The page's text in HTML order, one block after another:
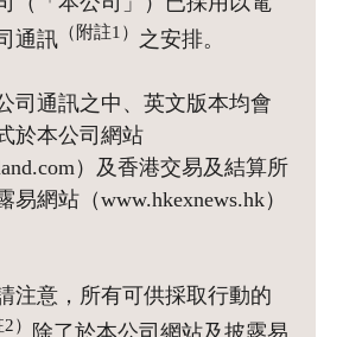
通訊 （附註1） 之安排。
司通訊之中、英文版本均會
於本公司網站
）及香港交易及結算所
易網站（www.hkexnews.hk）
注意，所有可供採取行動的
）